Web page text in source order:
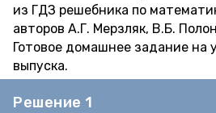
из ГДЗ решебника по
авторов А.Г. Мерзляк, В.Б.
Готовое домашнее задание на
выпуска.
Решение 1